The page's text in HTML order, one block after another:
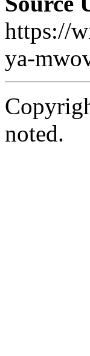
https://
ya-
noted.